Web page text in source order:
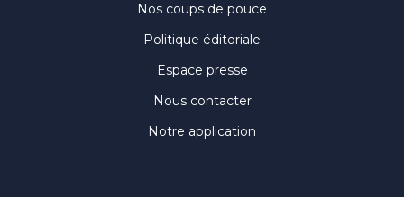
Nos coups de pouce
Politique éditoriale
Espace presse
Nous contacter
Notre application